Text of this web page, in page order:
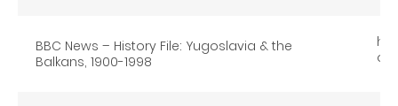
BBC News – History File: Yugoslavia & the
Balkans, 1900-1998